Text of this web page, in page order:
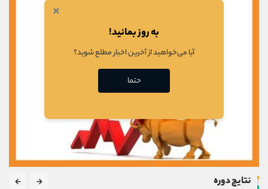
نتایج دوره
×
به روز بمانید!
آیا می‌خواهید از آخرین اخبار مطلع شوید؟
حتما